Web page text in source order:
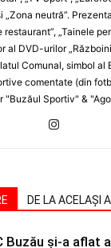
„Zona neutră”.
„Tainele
al DVD-urilor
Comunal, simbol al
comentate (din
"Buzăul Sportiv" &
DE LA ACELAȘI
Buzău și-a aflat